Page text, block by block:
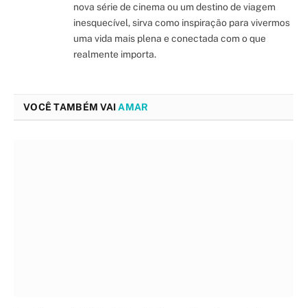
nova série de cinema ou um destino de viagem
inesquecível, sirva como inspiração para vivermos
uma vida mais plena e conectada com o que
realmente importa.
VOCÊ TAMBÉM VAI AMAR